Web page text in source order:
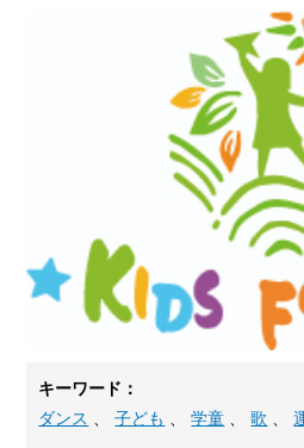
キーワード：
ダンス
、子ども 、学童 、歌 、